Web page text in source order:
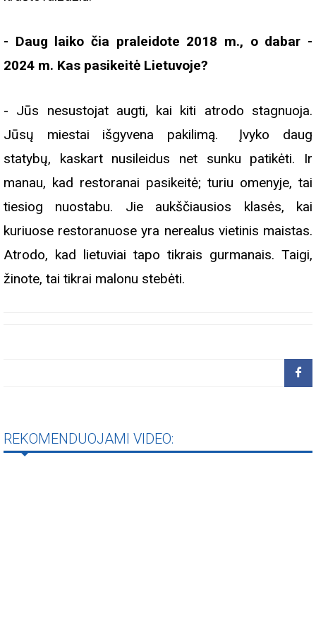
- Daug laiko čia praleidote 2018 m., o dabar -
2024 m. Kas pasikeitė Lietuvoje?
- Jūs nesustojat augti, kai kiti atrodo stagnuoja.
Jūsų miestai išgyvena pakilimą. Įvyko daug
statybų, kaskart nusileidus net sunku patikėti. Ir
manau, kad restoranai pasikeitė; turiu omenyje, tai
tiesiog nuostabu. Jie aukščiausios klasės, kai
kuriuose restoranuose yra nerealus vietinis maistas.
Atrodo, kad lietuviai tapo tikrais gurmanais. Taigi,
žinote, tai tikrai malonu stebėti.
REKOMENDUOJAMI VIDEO: